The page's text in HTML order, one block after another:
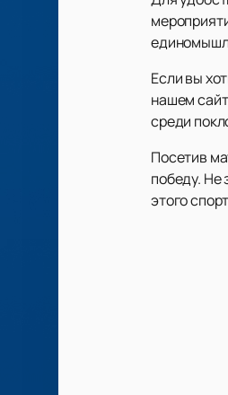
Если вы
нашем
среди
Посетив
победу. Не
этого